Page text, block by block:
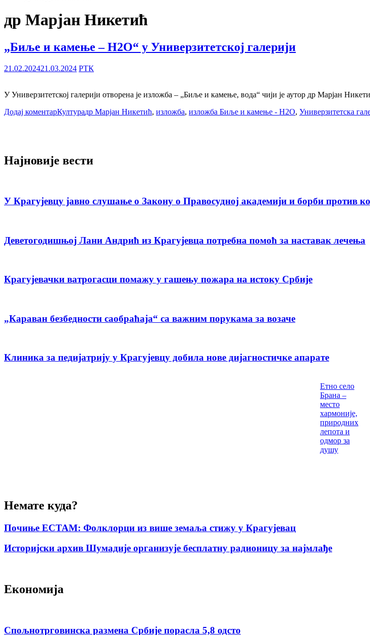
др Марјан Никетић
„Биље и камење – H2O“ у Универзитетској галерији
21.02.202421.03.2024 РТК
У Универзитетској галерији отворена је изложба – „Биље и камење, вода“ чији је аутор др Марјан
Додај коментарКултурадр Марјан Никетић, изложба, изложба Биље и камење - H2O, Универзитетска
Најновије вести
У Крагујевцу јавно слушање о Закону о Правосудној академији и борби против
Деветогодишњој Лани Андрић из Крагујевца потребна помоћ за наставак лечења
Крагујевачки ватрогасци помажу у гашењу пожара на истоку Србије
„Караван безбедности саобраћаја“ са важним порукама за возаче
Клиника за педијатрију у Крагујевцу добила нове дијагностичке апарате
Етно село
Брана –
место
хармоније,
природних
лепота и
одмор за
душу
Немате куда?
Почиње ЕСТАМ: Фолклорци из више земаља стижу у Крагујевац
Историјски архив Шумадије организује бесплатну радионицу за најмлађе
Економија
Спољнотрговинска размена Србије порасла 5,8 одсто